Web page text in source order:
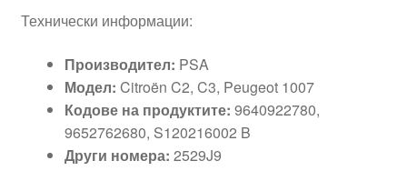
Технически информации:
Производител: PSA
Модел: Citroën C2, C3, Peugeot 1007
Кодове на продуктите: 9640922780,
9652762680, S120216002 B
Други номера: 2529J9